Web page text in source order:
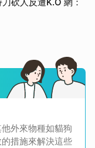
外來物種如貓狗
措施來解決這些